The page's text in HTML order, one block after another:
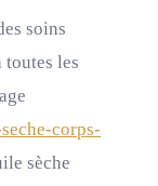
soins
toutes les
corps-
sèche